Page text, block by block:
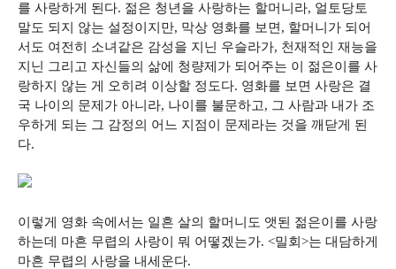
를 사랑하게 된다. 젊은 청년을 사랑하는 할머니라, 얼토당토
말도 되지 않는 설정이지만, 막상 영화를 보면, 할머니가 되어
서도 여전히 소녀같은 감성을 지닌 우슬라가, 천재적인 재능을
지닌 그리고 자신들의 삶에 청량제가 되어주는 이 젊은이를 사
랑하지 않는 게 오히려 이상할 정도다. 영화를 보면 사랑은 결
국 나이의 문제가 아니라, 나이를 불문하고, 그 사람과 내가 조
우하게 되는 그 감정의 어느 지점이 문제라는 것을 깨닫게 된
다.
이렇게 영화 속에서는 일흔 살의 할머니도 앳된 젊은이를 사랑
하는데 마흔 무렵의 사랑이 뭐 어떻겠는가. <밀회>는 대담하게
마흔 무렵의 사랑을 내세운다.